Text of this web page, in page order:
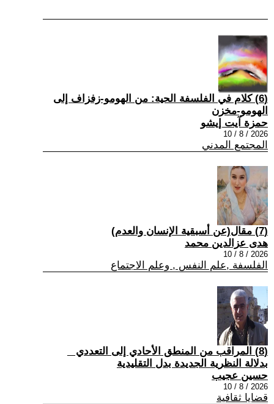
(6) كلام في الفلسفة الحية: من الهومو-زفزاف إلى
الهومو-مخزن
حمزة آيت إيشو
2026 / 8 / 10
المجتمع المدني
(7) مقال(عن أسبقية الإنسان والعدم)
هدى عزالدين محمد
2026 / 8 / 10
الفلسفة ,علم النفس , وعلم الاجتماع
(8) المراقب من المنطق الأحادي إلى التعددي _
بدلالة النظرية الجديدة بدل التقليدية
حسين عجيب
2026 / 8 / 10
قضايا ثقافية